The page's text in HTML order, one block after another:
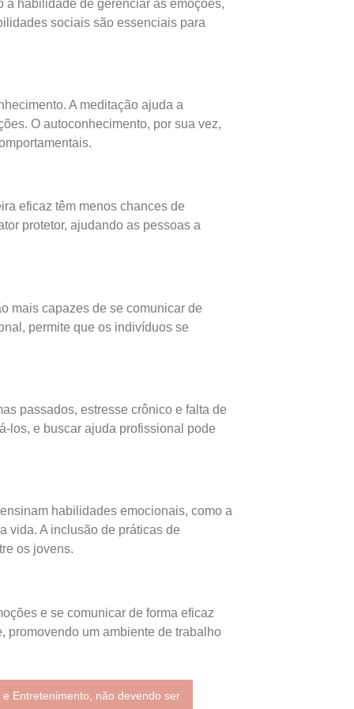
à habilidade de gerenciar as emoções,
sociais são essenciais para
A meditação ajuda a
O autoconhecimento, por sua vez,
eficaz têm menos chances de
protetor, ajudando as pessoas a
mais capazes de se comunicar de
permite que os indivíduos se
passados, estresse crônico e falta de
los, e buscar ajuda profissional pode
habilidades emocionais, como a
vida. A inclusão de práticas de
os jovens.
e se comunicar de forma eficaz
promovendo um ambiente de trabalho
Entretenimento, não devendo ser